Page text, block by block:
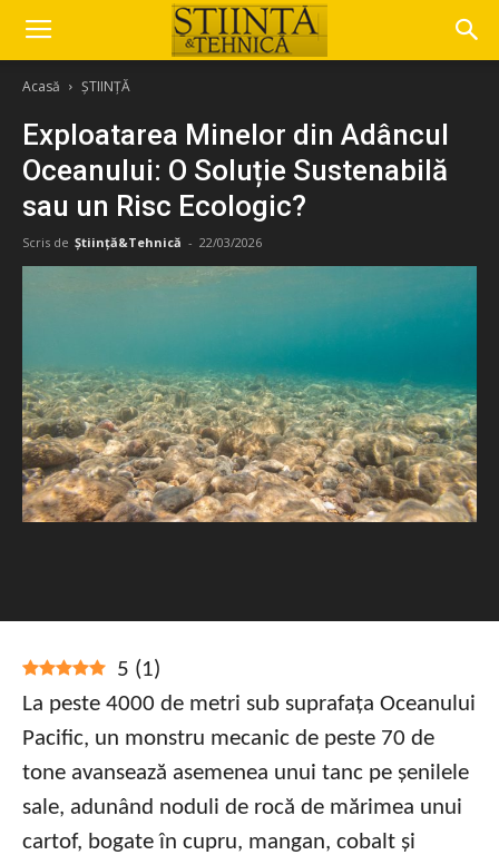
Acasă ȘTIINȚĂ
Exploatarea Minelor din Adâncul
Oceanului: O Soluție Sustenabilă
sau un Risc Ecologic?
Scris de Știință&Tehnică - 22/03/2026
5 (1)
La peste 4000 de metri sub suprafața Oceanului
Pacific, un monstru mecanic de peste 70 de
tone avansează asemenea unui tanc pe șenilele
sale, adunând noduli de rocă de mărimea unui
cartof, bogate în cupru, mangan, cobalt și